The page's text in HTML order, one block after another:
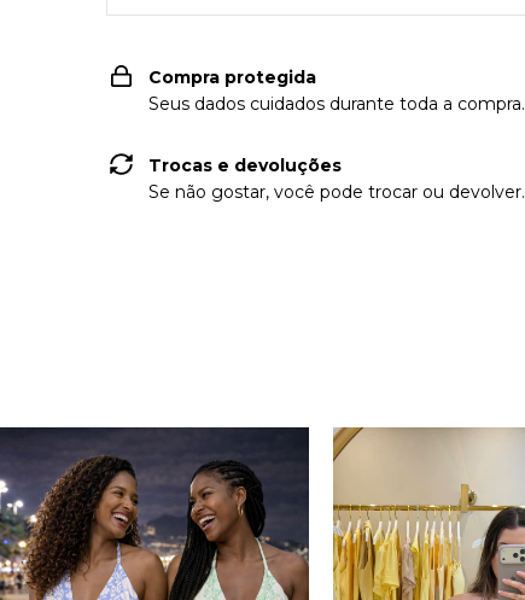
Compra protegida
Seus dados cuidados durante toda a compra.
Trocas e devoluções
Se não gostar, você pode trocar ou devolver.